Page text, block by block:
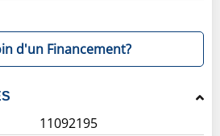
d'un Financement?
11092195